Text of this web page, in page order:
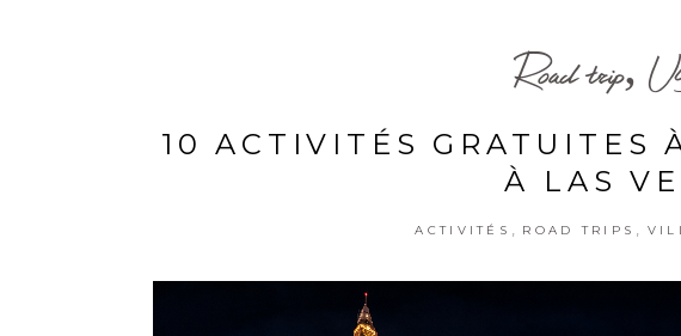
Road trip,
10 ACTIVITÉS GRATUITES
À LAS
ACTIVITÉS ROAD TRIPS